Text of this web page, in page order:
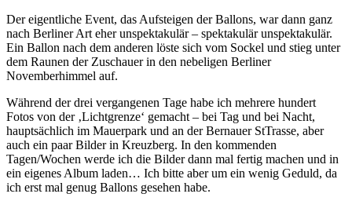
Der eigentliche Event, das Aufsteigen der Ballons, war dann ganz
nach Berliner Art eher unspektakulär – spektakulär unspektakulär.
Ein Ballon nach dem anderen löste sich vom Sockel und stieg unter
dem Raunen der Zuschauer in den nebeligen Berliner
Novemberhimmel auf.
Während der drei vergangenen Tage habe ich mehrere hundert
Fotos von der ‚Lichtgrenze‘ gemacht – bei Tag und bei Nacht,
hauptsächlich im Mauerpark und an der Bernauer StTrasse, aber
auch ein paar Bilder in Kreuzberg. In den kommenden
Tagen/Wochen werde ich die Bilder dann mal fertig machen und in
ein eigenes Album laden… Ich bitte aber um ein wenig Geduld, da
ich erst mal genug Ballons gesehen habe.